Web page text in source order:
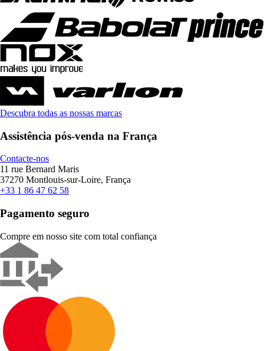
Descubra todas as nossas marcas
Assistência pós-venda na França
Contacte-nos
11 rue Bernard Maris
37270 Montlouis-sur-Loire, França
+33 1 86 47 62 58
Pagamento seguro
Compre em nosso site com total confiança